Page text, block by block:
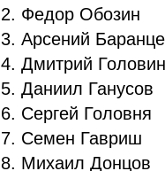
2. Федор Обозин
3. Арсений
4. Дмитрий
5. Даниил Ганусов
6. Сергей Головня
7. Семен Гавриш
8. Михаил Донцов